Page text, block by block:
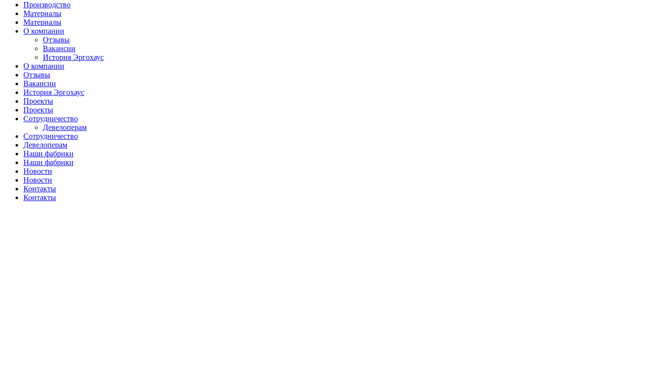
Производство
Материалы
Материалы
О компании
Отзывы
Вакансии
История Эргохаус
О компании
Отзывы
Вакансии
История Эргохаус
Проекты
Проекты
Сотрудничество
Девелоперам
Сотрудничество
Девелоперам
Наши фабрики
Наши фабрики
Новости
Новости
Контакты
Контакты